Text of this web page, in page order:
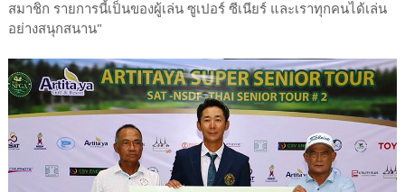
สมาชิก รายการนี้เป็นของผู้เล่น ซูเปอร์ ซีเนียร์ และเราทุกคนได้เล่น
อย่างสนุกสนาน"